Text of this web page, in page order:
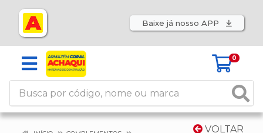
Baixe já nosso APP
0
VOLTAR